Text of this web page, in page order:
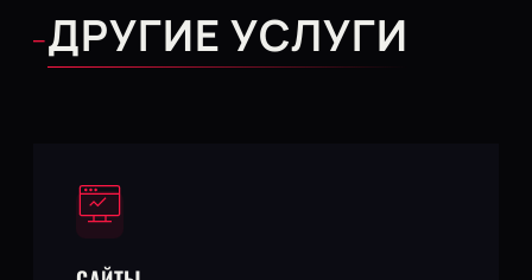
—ДРУГИЕ УСЛУГИ